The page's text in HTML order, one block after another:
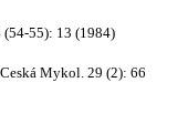
55): 13 (1984)
Mykol. 29 (2): 66